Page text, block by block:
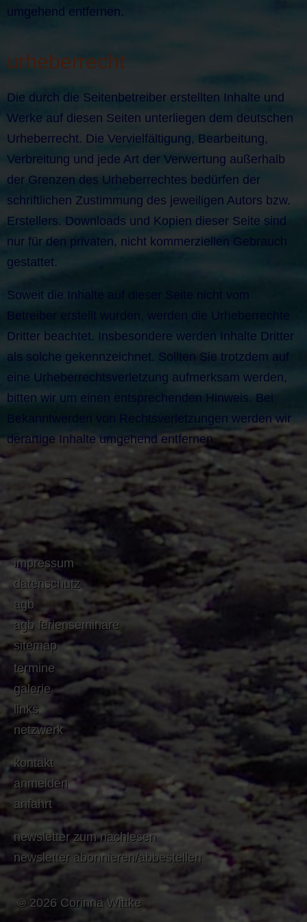
umgehend entfernen.
urheberrecht
Die durch die Seitenbetreiber erstellten Inhalte und
Werke auf diesen Seiten unterliegen dem deutschen
Urheberrecht. Die Vervielfältigung, Bearbeitung,
Verbreitung und jede Art der Verwertung außerhalb
der Grenzen des Urheberrechtes bedürfen der
schriftlichen Zustimmung des jeweiligen Autors bzw.
Erstellers. Downloads und Kopien dieser Seite sind
nur für den privaten, nicht kommerziellen Gebrauch
gestattet.
Soweit die Inhalte auf dieser Seite nicht vom
Betreiber erstellt wurden, werden die Urheberrechte
Dritter beachtet. Insbesondere werden Inhalte Dritter
als solche gekennzeichnet. Sollten Sie trotzdem auf
eine Urheberrechtsverletzung aufmerksam werden,
bitten wir um einen entsprechenden Hinweis. Bei
Bekanntwerden von Rechtsverletzungen werden wir
derartige Inhalte umgehend entfernen.
impressum
datenschutz
agb
agb ferienseminare
sitemap
termine
galerie
links
netzwerk
kontakt
anmelden
anfahrt
newsletter zum nachlesen
newsletter abonnieren/abbestellen
© 2026 Corinna Wittke